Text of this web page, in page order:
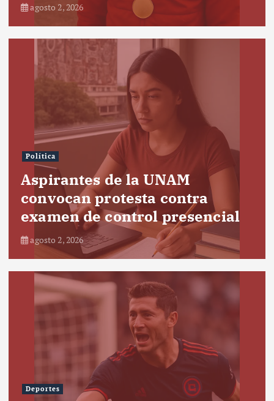
agosto 2, 2026
Política
Aspirantes de la UNAM
convocan protesta contra
examen de control presencial
agosto 2, 2026
Deportes